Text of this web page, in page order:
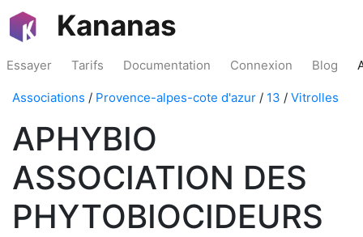
Kananas
Essayer Tarifs Documentation Connexion Blog
Associations / Provence-alpes-cote d'azur / 13 / Vitrolles
APHYBIO
ASSOCIATION DES
PHYTOBIOCIDEURS